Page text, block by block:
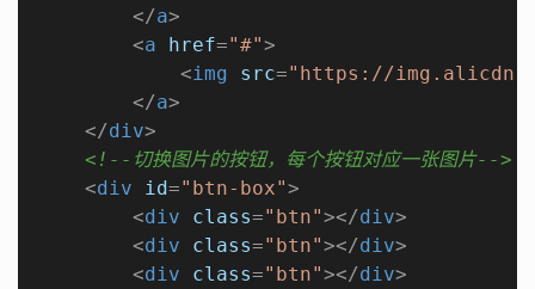
</a>
<a href="#">
<img src="https://
</a>
</div>
<!--切换图片的按钮，每个按钮对应一张图片-->
<div id="btn-box">
<div class="btn"></div>
<div class="btn"></div>
<div class="btn"></div>